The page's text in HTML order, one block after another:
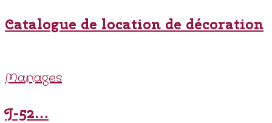
Catalogue de location de décoration
Mariages
J-52…